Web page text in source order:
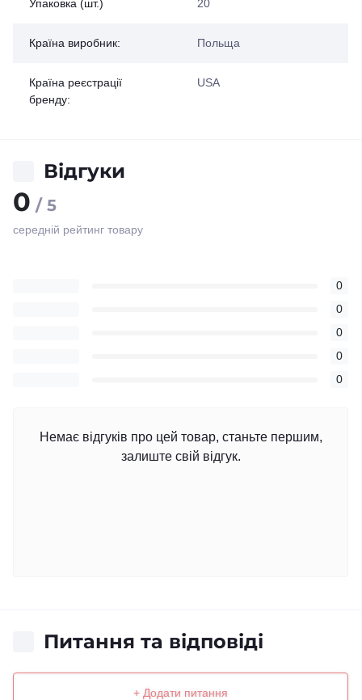
Упаковка (шт.) 20
Країна виробник: Польща
Країна реєстрації
бренду:
USA
Відгуки
0 / 5
середній рейтинг товару
0
0
0
0
0
Немає відгуків про цей товар, станьте першим,
залиште свій відгук.
Питання та відповіді
+ Додати питання